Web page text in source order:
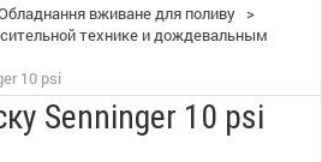
вживане для поливу >
технике и дождевальным
10 psi
Senninger 10 psi